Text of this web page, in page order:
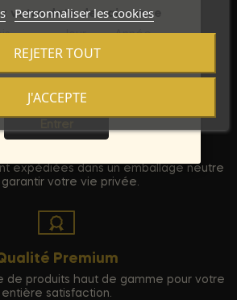
expédiées dans un emballage neutre
garantir votre vie privée.
Premium
de produits haut de gamme pour votre
entière satisfaction.
Personnaliser les cookies
REJETER TOUT
J'ACCEPTE
votre date de naissance
Jour Année
Sortie